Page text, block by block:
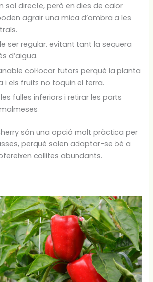
sol directe, però en dies de calor
agrair una mica d’ombra a les
ser regular, evitant tant la sequera
d’aigua.
col·locar tutors perquè la planta
i els fruits no toquin el terra.
fulles inferiors i retirar les parts
són una opció molt pràctica per
perquè solen adaptar-se bé a
collites abundants.